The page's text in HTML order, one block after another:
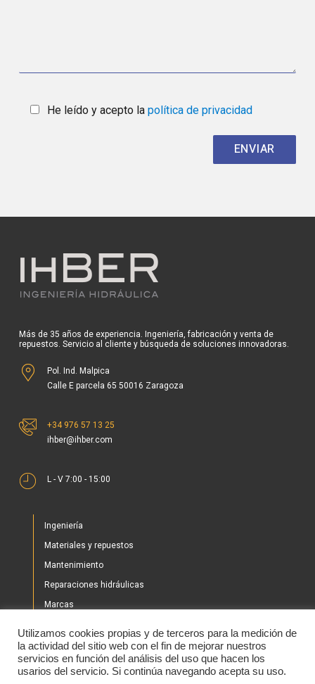
He leído y acepto la política de privacidad
Más de 35 años de experiencia. Ingeniería, fabricación y venta de
repuestos. Servicio al cliente y búsqueda de soluciones innovadoras.
Pol. Ind. Malpica
Calle E parcela 65 50016 Zaragoza
+34 976 57 13 25
ihber@ihber.com
L - V 7:00 - 15:00
Ingeniería
Materiales y repuestos
Mantenimiento
Reparaciones hidráulicas
Marcas
Tienda
Noticias
Utilizamos cookies propias y de terceros para la medición de
la actividad del sitio web con el fin de mejorar nuestros
servicios en función del análisis del uso que hacen los
usarios del servicio. Si continúa navegando acepta su uso.